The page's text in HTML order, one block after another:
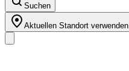
Suchen
Aktuellen Standort verwenden